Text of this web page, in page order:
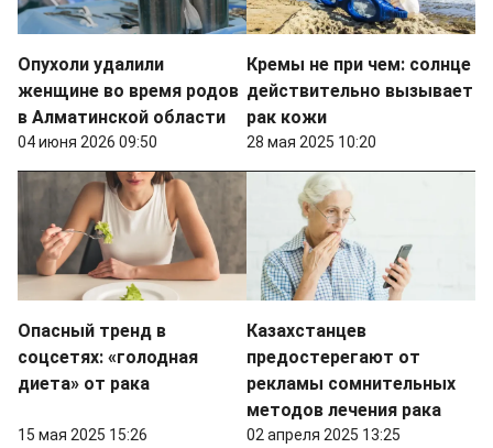
Опухоли удалили
женщине во время родов
в Алматинской области
04 июня 2026 09:50
Кремы не при чем: солнце
действительно вызывает
рак кожи
28 мая 2025 10:20
Опасный тренд в
соцсетях: «голодная
диета» от рака
15 мая 2025 15:26
Казахстанцев
предостерегают от
рекламы сомнительных
методов лечения рака
02 апреля 2025 13:25